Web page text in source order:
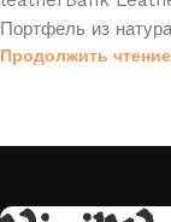
Портфель из
Продолжить чтение